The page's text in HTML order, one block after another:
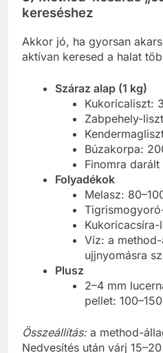
kereséshez
Akkor jó, ha gyorsan
aktívan keresed a halat
Száraz alap (1 kg)
Kukoricaliszt:
Zabpehely-
Búzakorpa:
Finomra
Folyadékok
Melasz:
Víz: a
ujjnyomásra
Plusz
2–4 mm
pellet:
Összeállítás:a method-
Nedvesítés után várj